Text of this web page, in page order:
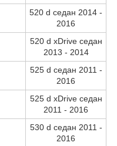
520 d седан 2014 -
2016
520 d xDrive седан
2013 - 2014
525 d седан 2011 -
2016
525 d xDrive седан
2011 - 2016
530 d седан 2011 -
2016